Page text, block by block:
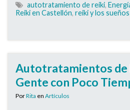
autotratamiento de reiki,
Reiki en Castellón, reiki y los sueños
Autotratamientos de
Gente con Poco
PorRita en Artículos